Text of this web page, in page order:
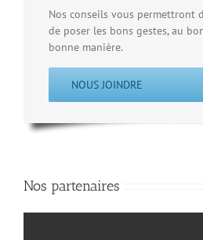
Nos conseils vous permettront
de poser les bons gestes, au
bonne manière.
NOUS JOINDRE
Nos partenaires